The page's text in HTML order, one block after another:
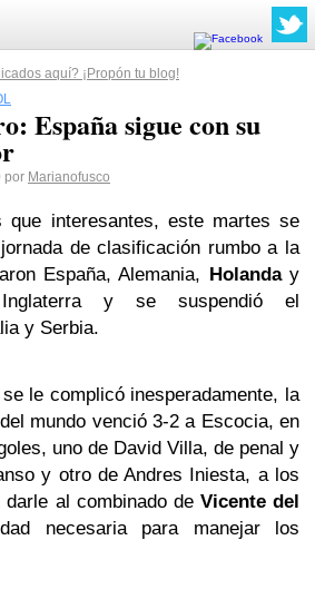
aquí? ¡Propón tu blog!
España sigue con su
por Marianofusco
que interesantes, este martes se
de clasificación rumbo a la
España, Alemania, Holanday
Inglaterra y se suspendió el
y Serbia.
le complicó inesperadamente, la
mundo venció 3-2 a Escocia, en
uno de David Villa, de penal y
y otro de Andres Iniesta, a los
al combinado de Vicente del
necesaria para manejar los